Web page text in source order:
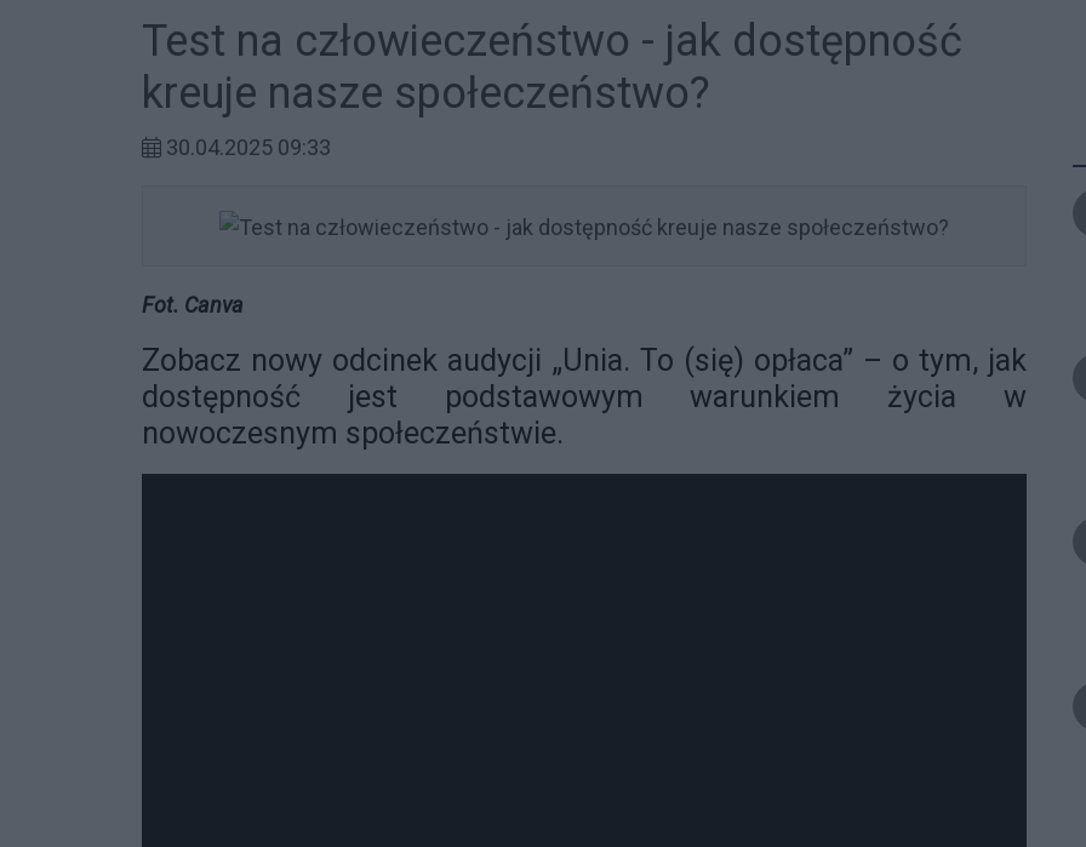
Test na człowieczeństwo - jak dostępność
kreuje nasze społeczeństwo?
30.04.2025 09:33
Fot. Canva
Zobacz nowy odcinek audycji „Unia. To (się) opłaca” – o tym, jak
dostępność jest podstawowym warunkiem życia w
nowoczesnym społeczeństwie.